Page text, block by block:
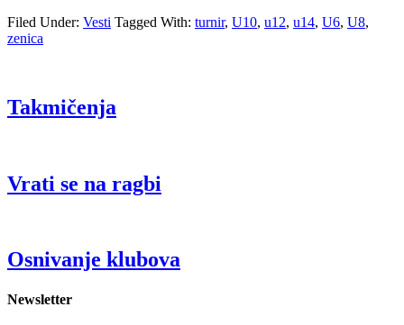
Filed Under: Vesti Tagged With: turnir, U10, u12, u14, U6, U8,
zenica
Takmičenja
Vrati se na ragbi
Osnivanje klubova
Newsletter